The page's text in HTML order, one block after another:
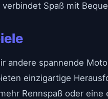
Spaß mit
andere spannende
einzigartige
Rennspaß oder